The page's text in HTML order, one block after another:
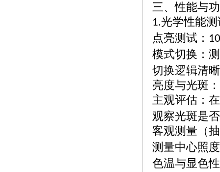
三、性能与
1.光学性能
点亮测试：
模式切换：
切换逻辑清
亮度与光斑：
主观评估：
观察光斑是
客观测量（
测量中心照
色温与显色